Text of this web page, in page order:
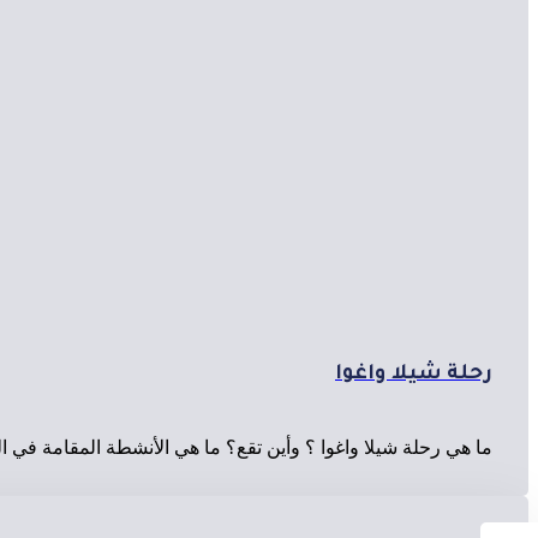
رحلة شيلا واغوا
ما هي رحلة شيلا واغوا ؟ وأين تقع؟ ما هي الأنشطة المقامة